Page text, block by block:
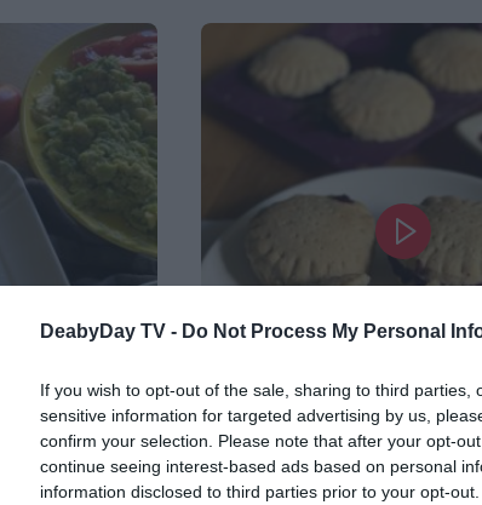
DeabyDay TV - Do Not Process My Personal
If you wish to opt-out of the sale, sharing to third parties,
sensitive information for targeted advertising by us,
confirm your selection. Please note that after your opt-
continue seeing interest-based ads based on personal
information disclosed to third parties prior to your opt-
Ricette per bambini